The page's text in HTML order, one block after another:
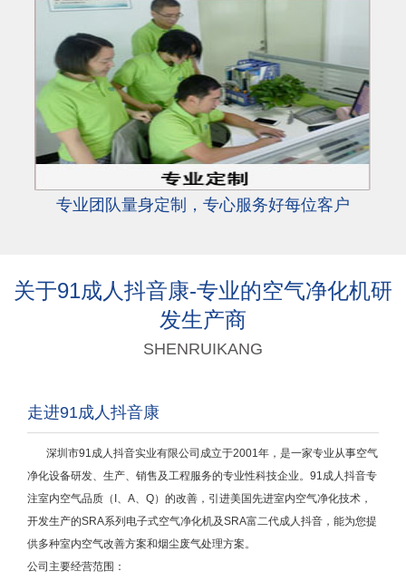
专业团队量身定制，专心服务好每位客户
关于91成人抖音康-专业的空气净化机研
发生产商
SHENRUIKANG
走进91成人抖音康
深圳市91成人抖音实业有限公司成立于2001年，是一家专业从事空气
净化设备研发、生产、销售及工程服务的专业性科技企业。91成人抖音专
注室内空气品质（I、A、Q）的改善，引进美国先进室内空气净化技术，
开发生产的SRA系列电子式空气净化机及SRA富二代成人抖音，能为您提
供多种室内空气改善方案和烟尘废气处理方案。
公司主要经营范围：